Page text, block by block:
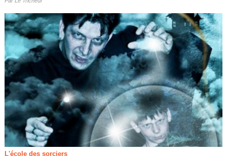
L'école des sorciers